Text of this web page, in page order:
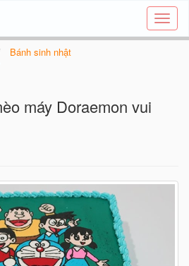
Tạo
thiệp
Bánh sinh nhật
máy Doraemon vui